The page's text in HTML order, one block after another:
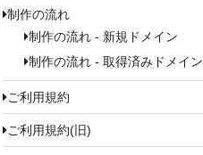
制作の流れ
制作の流れ - 新規ドメイン
制作の流れ - 取得済みドメイン
ご利用規約
ご利用規約(旧)